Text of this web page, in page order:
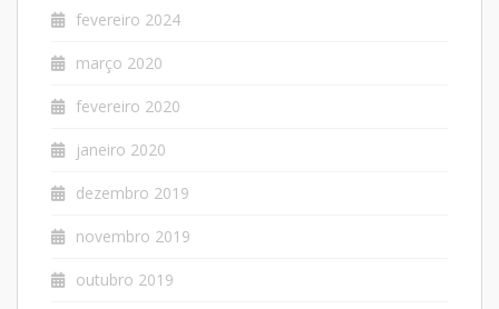
fevereiro 2024
março 2020
fevereiro 2020
janeiro 2020
dezembro 2019
novembro 2019
outubro 2019